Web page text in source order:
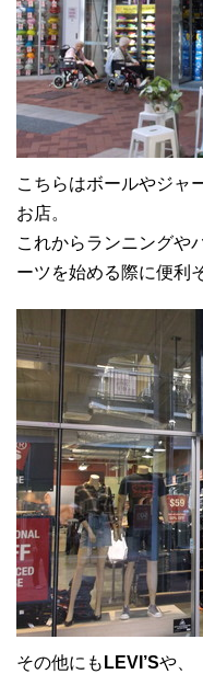
こちらはボールやジャ
お店。
これからランニングや
ーツを始める際に便利
その他にも LEVI’Sや、